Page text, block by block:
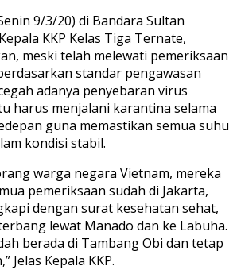
9/3/20) di Bandara Sultan
KKP Kelas Tiga Ternate,
meski telah melewati pemeriksaan
standar pengawasan
adanya penyebaran virus
harus menjalani karantina selama
guna memastikan semua suhu
kondisi stabil.
warga negara Vietnam, mereka
pemeriksaan sudah di Jakarta,
dengan surat kesehatan sehat,
lewat Manado dan ke Labuha.
berada di Tambang Obi dan tetap
Jelas Kepala KKP.